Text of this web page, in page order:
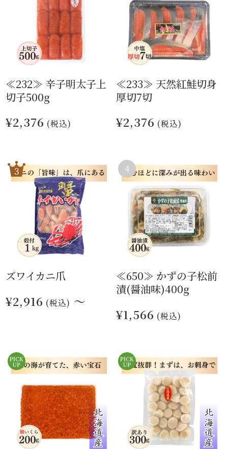
≪232≫ 辛子明太子上
切子500g
¥2,376 (税込)
≪233≫ 天然紅鮭切身
厚切7切
¥2,376 (税込)
ズワイカニ爪
¥2,916 (税込) ～
≪650≫ かずの子松前
漬(醤油味)400g
¥1,566 (税込)